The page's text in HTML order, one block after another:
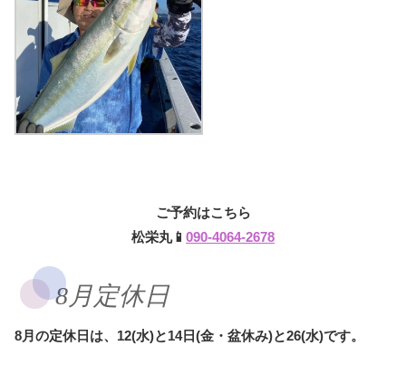
ご予約はこちら
松栄丸📱 090-4064-2678
8月定休日
8月の定休日は、12(水)と14日(金・盆休み)と26(水)です。